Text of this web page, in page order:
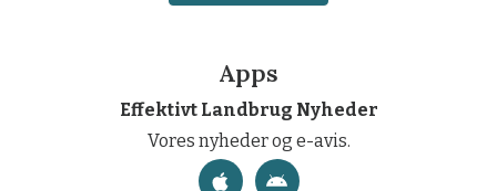
Apps
Effektivt Landbrug Nyheder
Vores nyheder og e-avis.